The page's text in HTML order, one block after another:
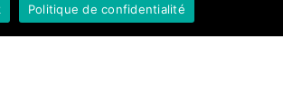
Politique de confidentialité